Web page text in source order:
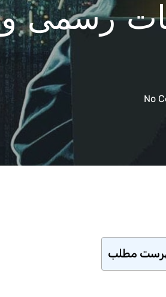
رسمی و
No
مطلب